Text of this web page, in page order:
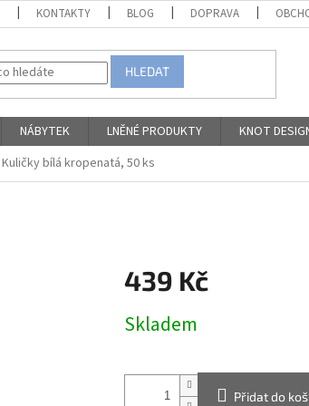
KONTAKTY BLOG DOPRAVA
HLEDAT
NÁBYTEK LNĚNÉ PRODUKTY KNOT
Kuličky bílá kropenatá, 50 ks
439 Kč
cena:
Skladem
Přidat do